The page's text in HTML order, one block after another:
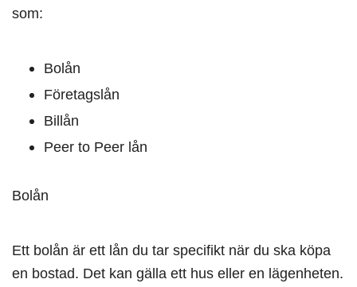
som:
Bolån
Företagslån
Billån
Peer to Peer lån
Bolån
Ett bolån är ett lån du tar specifikt när du ska köpa
en bostad. Det kan gälla ett hus eller en lägenheten.